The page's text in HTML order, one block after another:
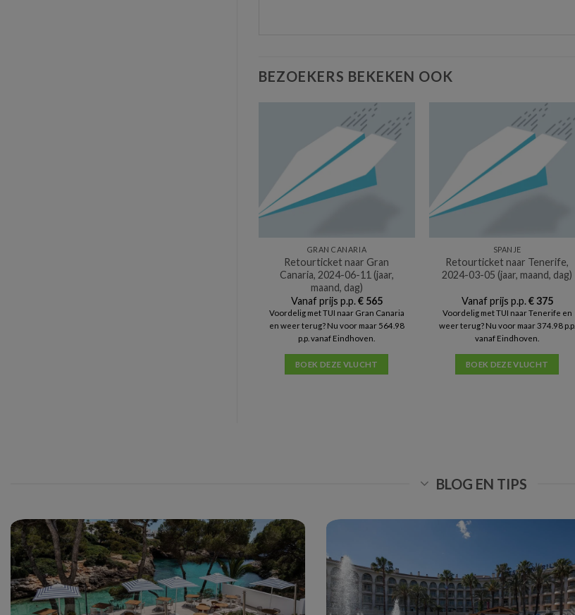
BEZOEKERS BEKEKEN OOK
GRAN CANARIA
Retourticket naar Gran
Canaria, 2024-06-11 (jaar,
maand, dag)
Vanaf prijs p.p.€565
Voordelig met TUI naar Gran Canaria
en weer terug? Nu voor maar 564.98
p.p. vanaf Eindhoven.
BOEK DEZE VLUCHT
SPANJE
Retourticket naar Tenerife,
2024-03-05 (jaar, maand, dag)
Vanaf prijs p.p.€375
Voordelig met TUI naar Tenerife en
weer terug? Nu voor maar 374.98 p.p.
vanaf Eindhoven.
BOEK DEZE VLUCHT
BLOG EN TIPS